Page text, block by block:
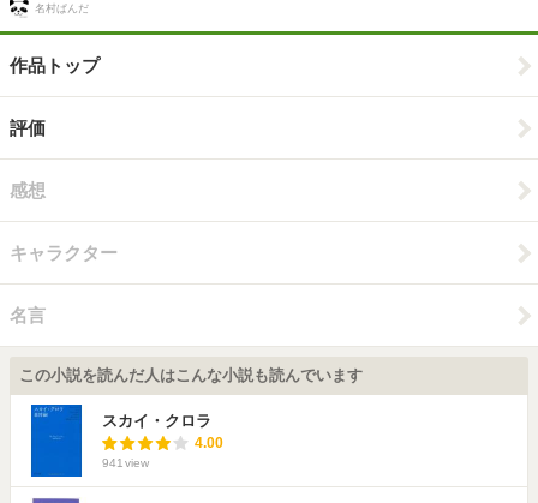
名村ぱんだ
作品トップ
評価
感想
キャラクター
名言
この小説を読んだ人はこんな小説も読んでいます
スカイ・クロラ
4.00
941 view